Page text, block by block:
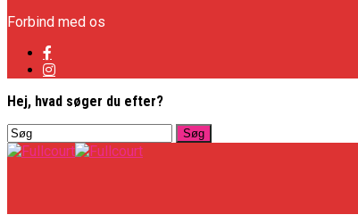
Forbind med os
Hej, hvad søger du efter?